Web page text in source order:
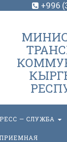
+996
— СЛУЖБА